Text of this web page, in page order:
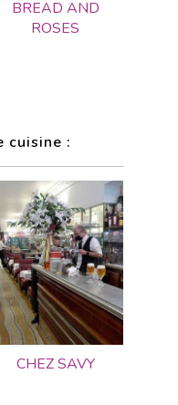
BREAD AND
ROSES
cuisine :
CHEZ SAVY